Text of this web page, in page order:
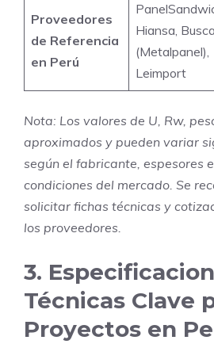
Proveedores
de Referencia
en Perú
Hiansa,
(Metalpanel),
Leimport
Nota: Los valores de U, Rw,
aproximados y pueden variar
según el fabricante, espesores
condiciones del mercado. Se
solicitar fichas técnicas y
los proveedores.
3.
Técnicas Clave
Proyectos en